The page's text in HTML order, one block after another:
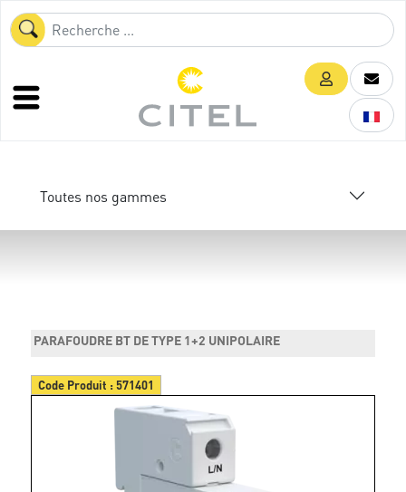
Toutes nos gammes
PARAFOUDRE BT DE TYPE 1+2 UNIPOLAIRE
Code Produit :571401